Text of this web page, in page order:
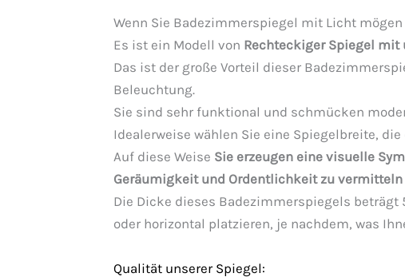
Wenn Sie Badezimmerspiegel mit Licht
Es ist ein Modell von Rechteckiger Spiegel
Das ist der große Vorteil dieser
Beleuchtung.
Sie sind sehr funktional und schmücken
Idealerweise wählen Sie eine Spiegelbreite,
Auf diese Weise Sie erzeugen eine visuelle
Geräumigkeit und Ordentlichkeit zu vermitteln
Die Dicke dieses Badezimmerspiegels
oder horizontal platzieren, je nachdem, was
Qualität unserer Spiegel: